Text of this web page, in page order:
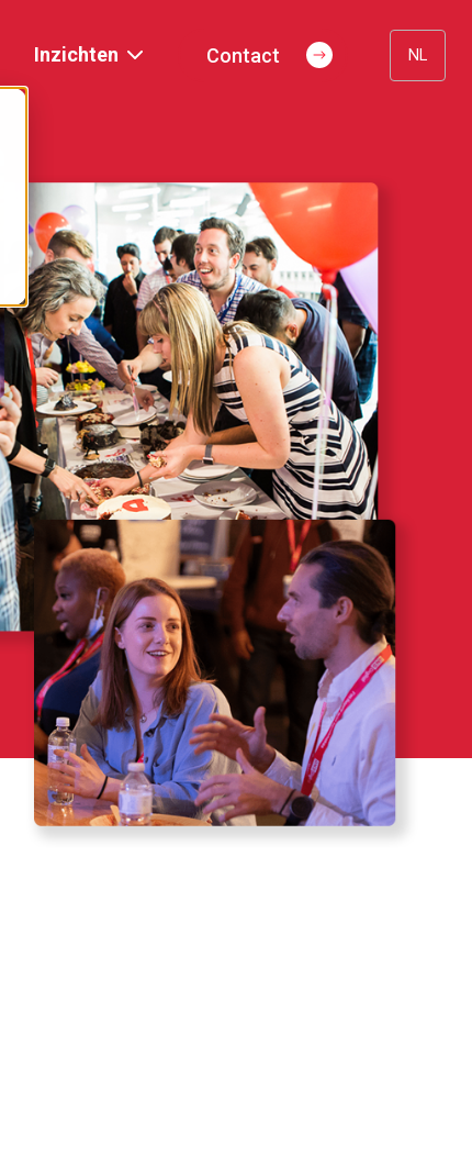
Inzichten
Evenementen
Podcast
Contact NL